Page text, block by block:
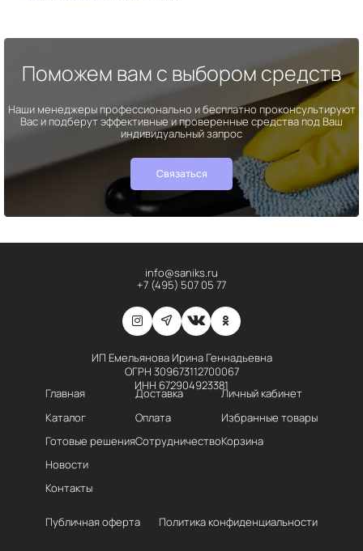
Поможем вам с выбором средств
Наши менеджеры профессионально и бесплатно проконсультируют
Вас и подберут эффективные и проверенные средства под Ваш
индивидуальный запрос
Связаться
info@saniks.ru
+7 (495) 507 05 77
ИП Емельянова Ирина Геннадьевна
ОГРН 309673112700067
ИНН 672904923381
Главная
Каталог
Готовые решения
Новости
Контакты
Доставка
Оплата
Сотрудничество
Личный кабинет
Избранные товары
Корзина
Публичная оферта Политика конфиденциальности